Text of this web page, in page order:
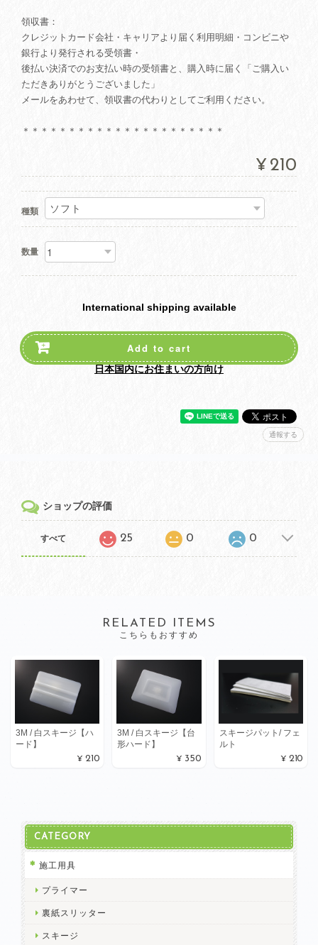
領収書：
クレジットカード会社・キャリアより届く利用明細・コンビニや
銀行より発行される受領書・
後払い決済でのお支払い時の受領書と、購入時に届く「ご購入い
ただきありがとうございました」
メールをあわせて、領収書の代わりとしてご利用ください。
＊＊＊＊＊＊＊＊＊＊＊＊＊＊＊＊＊＊＊＊＊＊
¥210
種類
数量
International shipping available
Add to cart
日本国内にお住まいの方向け
通報する
ショップの評価
すべて 25 0 0
RELATED ITEMS
こちらもおすすめ
3M / 白スキージ【ハ
ード】
¥210
3M / 白スキージ【台
形ハード】
¥350
スキージパット/ フェ
ルト
¥210
CATEGORY
施工用具
プライマー
裏紙スリッター
スキージ